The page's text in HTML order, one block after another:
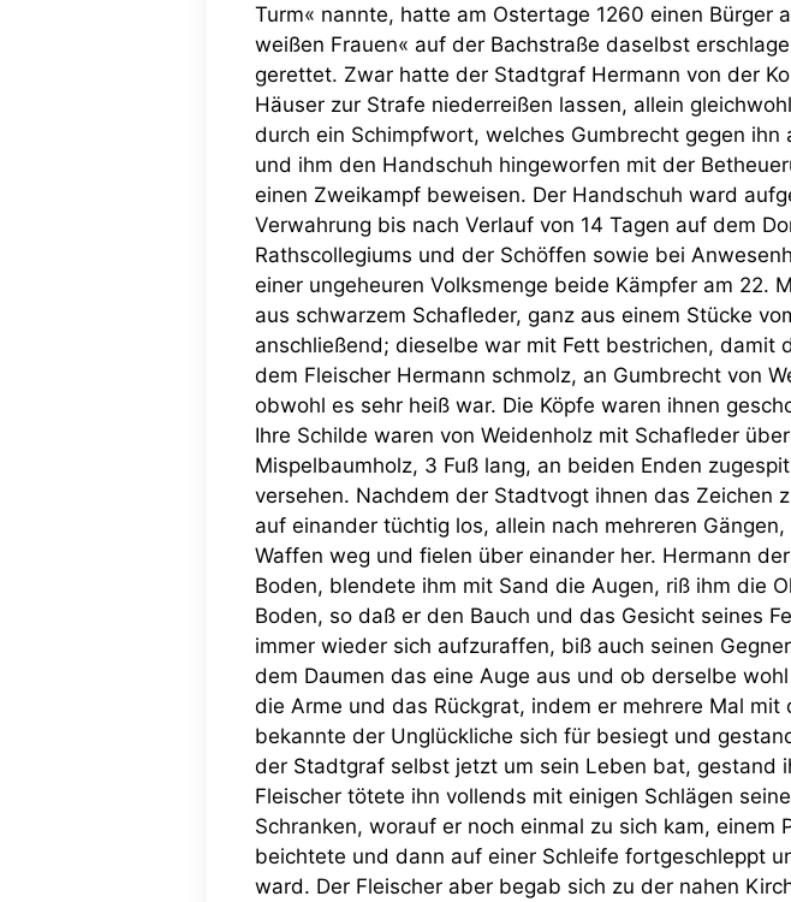
Turm« nannte, hatte am Ostertage 1260 einen Bürger
weißen Frauen« auf der Bachstraße daselbst
gerettet. Zwar hatte der Stadtgraf Hermann von der
Häuser zur Strafe niederreißen lassen, allein
durch ein Schimpfwort, welches Gumbrecht gegen
und ihm den Handschuh hingeworfen mit der
einen Zweikampf beweisen. Der Handschuh ward
Verwahrung bis nach Verlauf von 14 Tagen auf dem
Rathscollegiums und der Schöffen sowie bei
einer ungeheuren Volksmenge beide Kämpfer am 22.
aus schwarzem Schafleder, ganz aus einem Stücke
anschließend; dieselbe war mit Fett bestrichen, damit
dem Fleischer Hermann schmolz, an Gumbrecht von
obwohl es sehr heiß war. Die Köpfe waren ihnen
Ihre Schilde waren von Weidenholz mit Schafleder
Mispelbaumholz, 3 Fuß lang, an beiden Enden
versehen. Nachdem der Stadtvogt ihnen das Zeichen
auf einander tüchtig los, allein nach mehreren
Waffen weg und fielen über einander her. Hermann
Boden, blendete ihm mit Sand die Augen, riß ihm die
Boden, so daß er den Bauch und das Gesicht seines
immer wieder sich aufzuraffen, biß auch seinen
dem Daumen das eine Auge aus und ob derselbe
die Arme und das Rückgrat, indem er mehrere Mal
bekannte der Unglückliche sich für besiegt und
der Stadtgraf selbst jetzt um sein Leben bat, gestand
Fleischer tötete ihn vollends mit einigen Schlägen
Schranken, worauf er noch einmal zu sich kam,
beichtete und dann auf einer Schleife fortgeschleppt
ward. Der Fleischer aber begab sich zu der nahen